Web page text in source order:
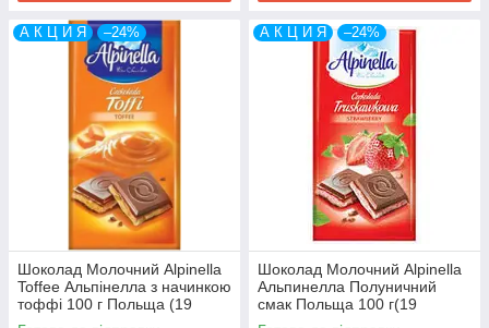
А К Ц И Я –24%
Шоколад Молочний Alpinella
Toffee Альпінелла з начинкою
тоффі 100 г Польща (19
шт./1уп)
А К Ц И Я –24%
Шоколад Молочний Alpinella
Альпинелла Полуничний
смак Польща 100 г(19
шт/1уп)